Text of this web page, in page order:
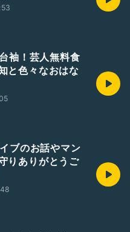
袖！芸人無料食
と色々なおはな
ブのお話やマン
りありがとうご